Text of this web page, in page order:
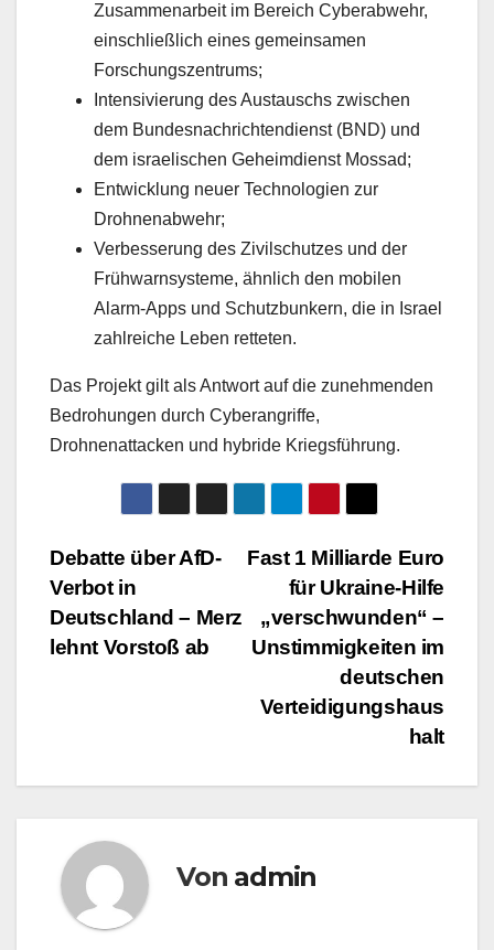
Zusammenarbeit im Bereich Cyberabwehr,
einschließlich eines gemeinsamen
Forschungszentrums;
Intensivierung des Austauschs zwischen
dem Bundesnachrichtendienst (BND) und
dem israelischen Geheimdienst Mossad;
Entwicklung neuer Technologien zur
Drohnenabwehr;
Verbesserung des Zivilschutzes und der
Frühwarnsysteme, ähnlich den mobilen
Alarm-Apps und Schutzbunkern, die in Israel
zahlreiche Leben retteten.
Das Projekt gilt als Antwort auf die zunehmenden
Bedrohungen durch Cyberangriffe,
Drohnenattacken und hybride Kriegsführung.
Beitragsnavigation
Fast 1 Milliarde Euro
für Ukraine-Hilfe
„verschwunden“ –
Unstimmigkeiten im
deutschen
Verteidigungshaus
halt
Debatte über AfD-
Verbot in
Deutschland – Merz
lehnt Vorstoß ab
Von admin